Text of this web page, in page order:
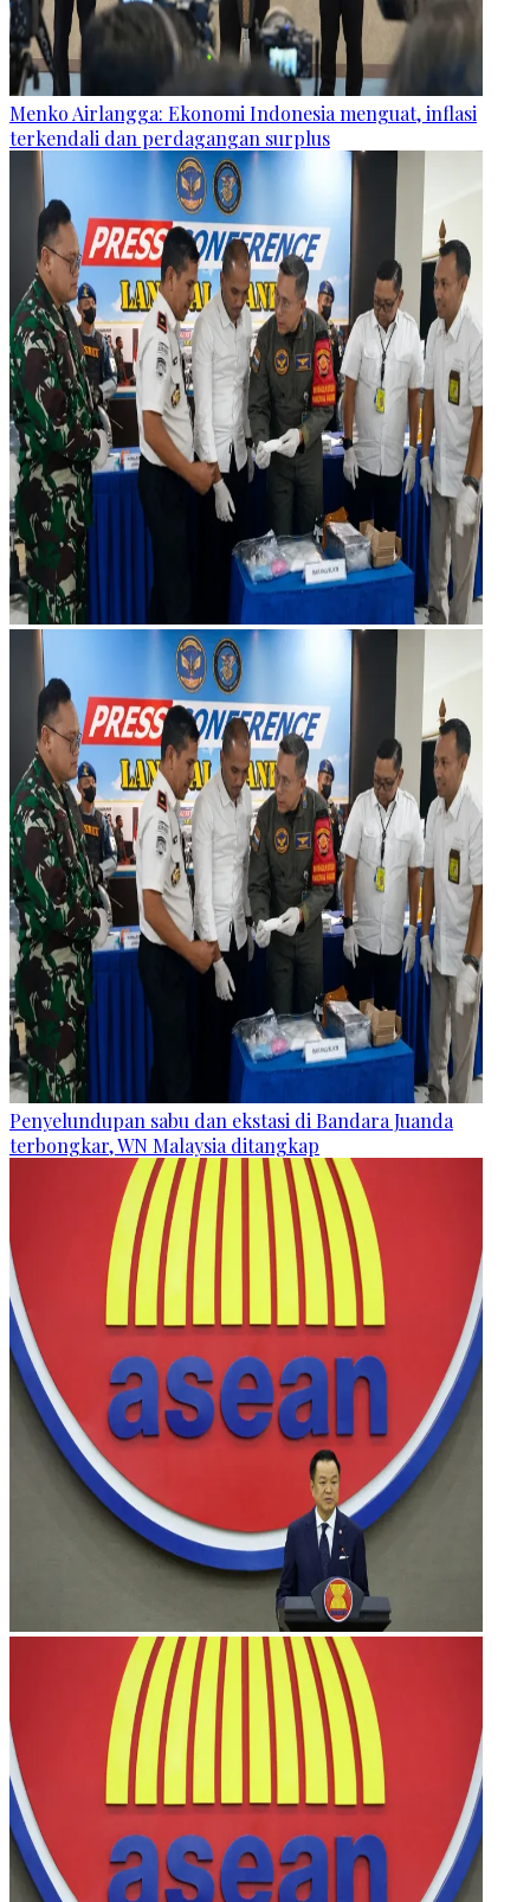
Menko Airlangga: Ekonomi Indonesia menguat, inflasi
terkendali dan perdagangan surplus
Penyelundupan sabu dan ekstasi di Bandara Juanda
terbongkar, WN Malaysia ditangkap